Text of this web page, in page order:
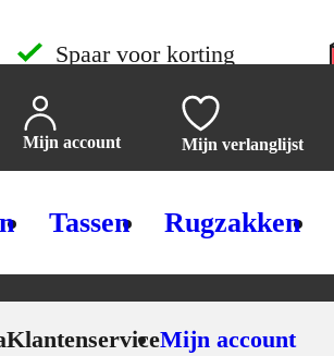
Spaar voor korting
Tassen Rugzakken
KlantenserviceMijn account
Mijn account Mijn verlanglijst